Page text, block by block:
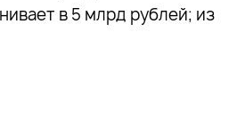
в 5 млрд рублей; из